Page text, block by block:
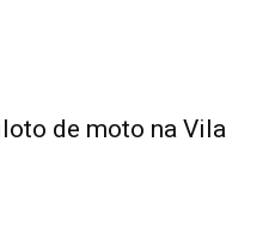
de moto na Vila